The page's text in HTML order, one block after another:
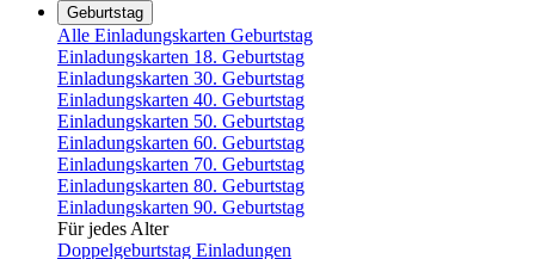
Geburtstag
Alle Einladungskarten Geburtstag
Einladungskarten 18. Geburtstag
Einladungskarten 30. Geburtstag
Einladungskarten 40. Geburtstag
Einladungskarten 50. Geburtstag
Einladungskarten 60. Geburtstag
Einladungskarten 70. Geburtstag
Einladungskarten 80. Geburtstag
Einladungskarten 90. Geburtstag
Für jedes Alter
Doppelgeburtstag Einladungen